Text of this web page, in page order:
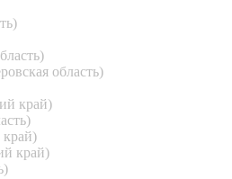
область)
край)
край)